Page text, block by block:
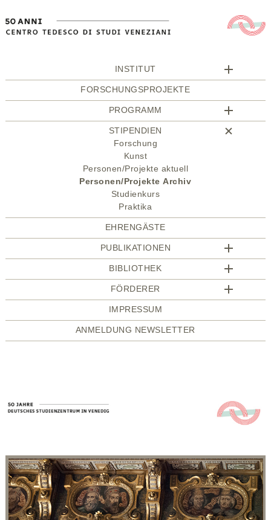
INSTITUT
FORSCHUNGSPROJEKTE
PROGRAMM
STIPENDIEN
Forschung
Kunst
Personen/Projekte aktuell
Personen/Projekte Archiv
Studienkurs
Praktika
EHRENGÄSTE
PUBLIKATIONEN
BIBLIOTHEK
FÖRDERER
IMPRESSUM
ANMELDUNG NEWSLETTER